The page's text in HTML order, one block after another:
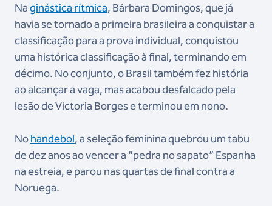
Naginástica rítmica, Bárbara Domingos, que já
havia se tornado a primeira brasileira a conquistar a
classificação para a prova individual, conquistou
uma histórica classificação à final, terminando em
décimo. No conjunto, o Brasil também fez história
ao alcançar a vaga, mas acabou desfalcado pela
lesão de Victoria Borges e terminou em nono.
Nohandebol, a seleção feminina quebrou um tabu
de dez anos ao vencer a “pedra no sapato” Espanha
na estreia, e parou nas quartas de final contra a
Noruega.